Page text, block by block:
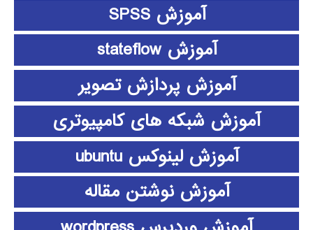
آموزش SPSS
آموزش stateflow
آموزش پردازش تصویر
آموزش شبکه های کامپیوتری
آموزش لینوکس ubuntu
آموزش نوشتن مقاله